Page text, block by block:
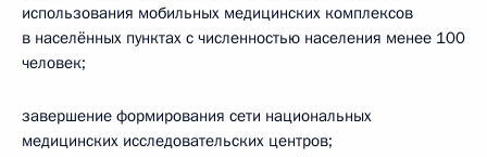
использования мобильных медицинских комплексов
в населённых пунктах с численностью населения менее 100
человек;
завершение формирования сети национальных
медицинских исследовательских центров;